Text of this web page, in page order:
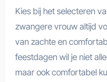
Kies bij het selecteren
zwangere vrouw altijd
van zachte en
feestdagen wil je niet
maar ook comfortabel